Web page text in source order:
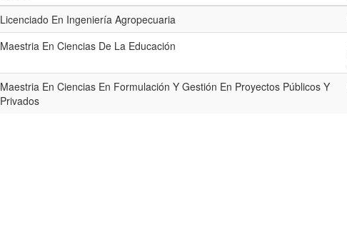
Licenciado En Ingeniería Agropecuaria
Maestria En Ciencias De La Educación
Maestria En Ciencias En Formulación Y Gestión En Proyectos Públicos Y
Privados